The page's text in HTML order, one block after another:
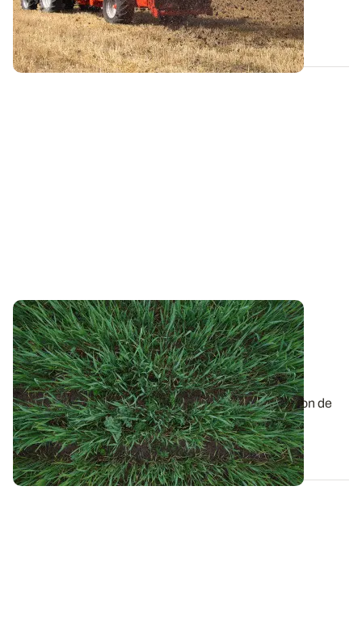
de l’observatoire PhosphoBio ont...
22 MAI 2023
PROJET TERMINÉ
La réponse au phosphore des cultures
conduites en AB : les premiers résultats
d’essais
L’Action 2 du projet PhosphoBio porte sur l’estimation de
l’effet du statut phosphaté des...
13 DÉC. 2022